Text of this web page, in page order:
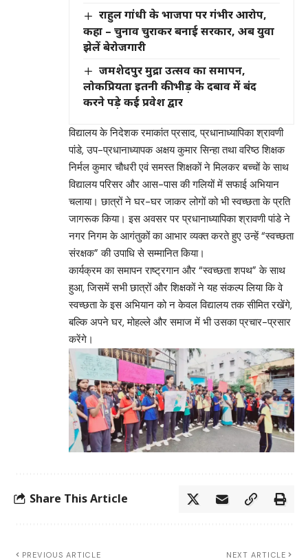
राहुल गांधी के भाजपा पर गंभीर आरोप,
कहा – चुनाव चुराकर बनाई सरकार, अब युवा
झेलें बेरोजगारी
जमशेदपुर मुद्रा उत्सव का समापन,
लोकप्रियता इतनी की भीड़ के दबाव में बंद
करने पड़े कई प्रवेश द्वार
विद्यालय के निदेशक रमाकांत प्रसाद, प्रधानाध्यापिका श्रावणी
पांडे, उप-प्रधानाध्यापक अक्षय कुमार सिन्हा तथा वरिष्ठ शिक्षक
निर्मल कुमार चौधरी एवं समस्त शिक्षकों ने मिलकर बच्चों के साथ
विद्यालय परिसर और आस-पास की गलियों में सफाई अभियान
चलाया। छात्रों ने घर-घर जाकर लोगों को भी स्वच्छता के प्रति
जागरूक किया। इस अवसर पर प्रधानाध्यापिका श्रावणी पांडे ने
नगर निगम के आगंतुकों का आभार व्यक्त करते हुए उन्हें “स्वच्छता
संरक्षक” की उपाधि से सम्मानित किया।
कार्यक्रम का समापन राष्ट्रगान और “स्वच्छता शपथ” के साथ
हुआ, जिसमें सभी छात्रों और शिक्षकों ने यह संकल्प लिया कि वे
स्वच्छता के इस अभियान को न केवल विद्यालय तक सीमित रखेंगे,
बल्कि अपने घर, मोहल्ले और समाज में भी उसका प्रचार-प्रसार
करेंगे।
Share This Article
PREVIOUS ARTICLE NEXT ARTICLE